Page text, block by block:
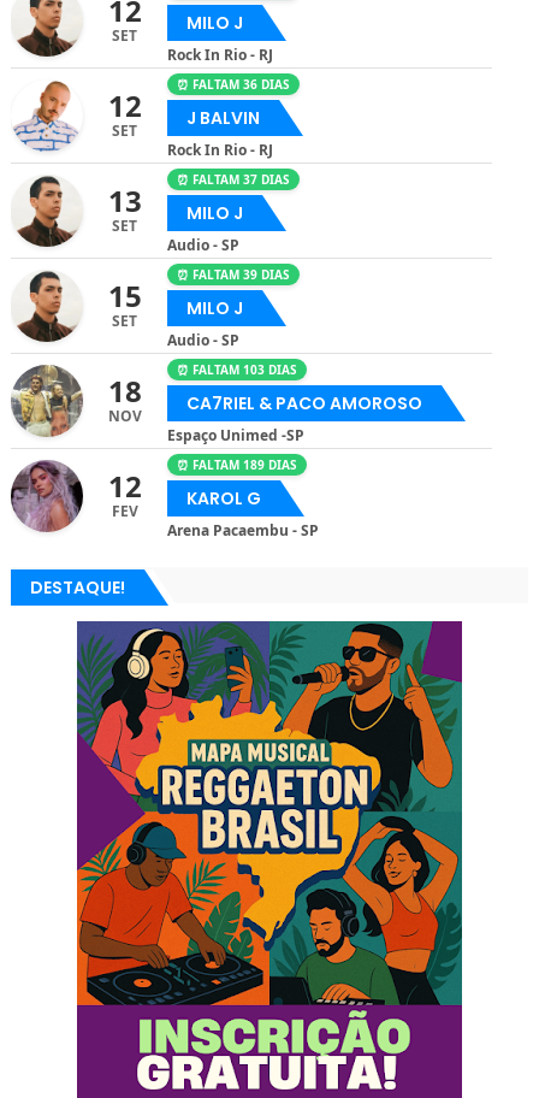
12
SET
MILO J
Rock In Rio - RJ
12
SET
⏰ FALTAM 36 DIAS
J BALVIN
Rock In Rio - RJ
13
SET
⏰ FALTAM 37 DIAS
MILO J
Audio - SP
15
SET
⏰ FALTAM 39 DIAS
MILO J
Audio - SP
18
NOV
⏰ FALTAM 103 DIAS
CA7RIEL & PACO AMOROSO
Espaço Unimed -SP
12
FEV
⏰ FALTAM 189 DIAS
KAROL G
Arena Pacaembu - SP
DESTAQUE!